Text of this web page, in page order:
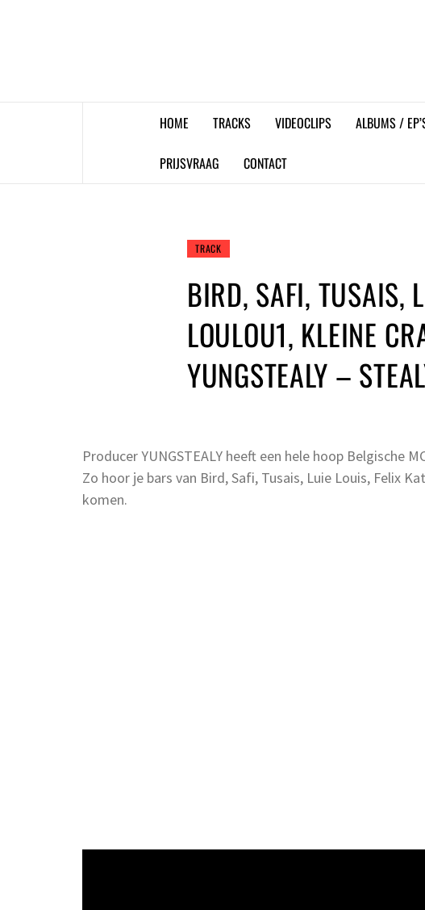
HOME TRACKS VIDEOCLIPS ALBUMS /
PRIJSVRAAG CONTACT
TRACK
BIRD, SAFI, TUSAIS,
LOULOU1, KLEINE
YUNGSTEALY –
Producer YUNGSTEALY heeft een hele hoop Belgische
Zo hoor je bars van Bird, Safi, Tusais, Luie Louis, Felix
komen.